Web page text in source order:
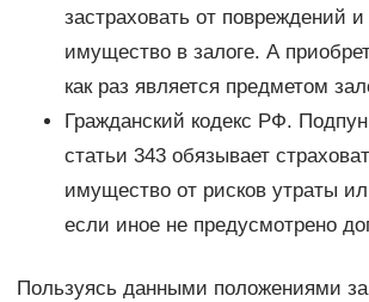
застраховать от повреждений
имущество в залоге. А
как раз является предметом
Гражданский кодекс РФ.
статьи 343 обязывает
имущество от рисков утраты
если иное не предусмотрено
Пользуясь данными положениями